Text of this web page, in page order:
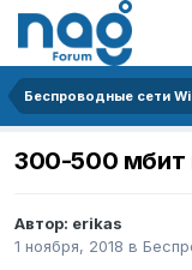
Беспроводные сети
300-500 мбит
Автор: erikas
1 ноября, 2018 в